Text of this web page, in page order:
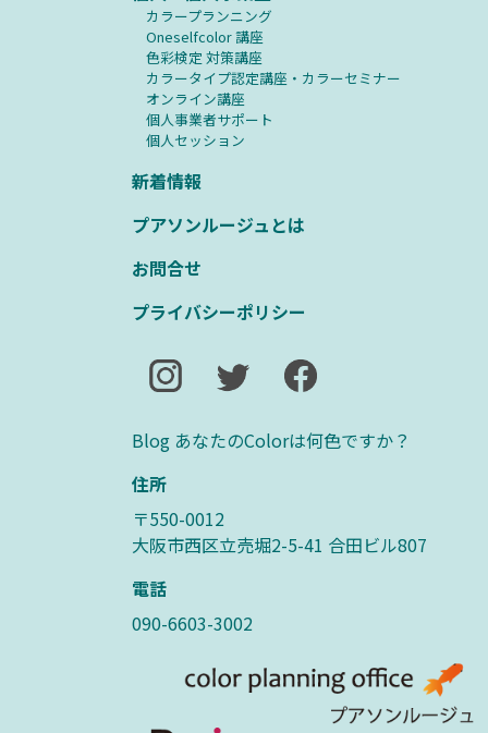
カラープランニング
Oneselfcolor 講座
⾊彩検定 対策講座
カラータイプ認定講座・カラーセミナー
オンライン講座
個人事業者サポート
個人セッション
新着情報
プアソンルージュとは
お問合せ
プライバシーポリシー
Blog あなたのColorは何色ですか？
住所
〒550-0012
大阪市西区立売堀2-5-41 合田ビル807
電話
090-6603-3002